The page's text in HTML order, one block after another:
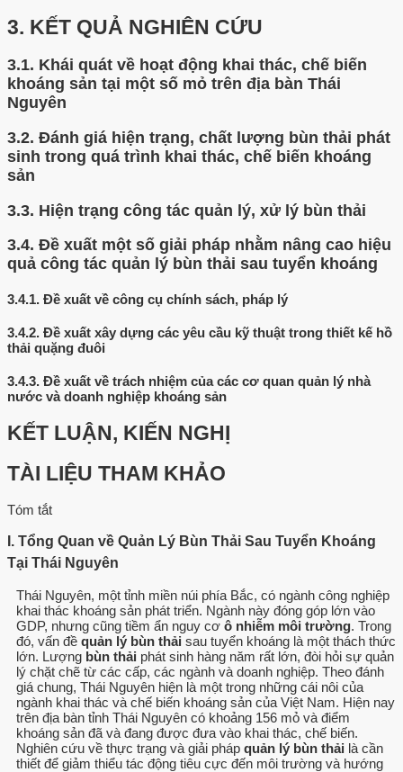
3. KẾT QUẢ NGHIÊN CỨU
3.1. Khái quát về hoạt động khai thác, chế biến
khoáng sản tại một số mỏ trên địa bàn Thái
Nguyên
3.2. Đánh giá hiện trạng, chất lượng bùn thải phát
sinh trong quá trình khai thác, chế biến khoáng
sản
3.3. Hiện trạng công tác quản lý, xử lý bùn thải
3.4. Đề xuất một số giải pháp nhằm nâng cao hiệu
quả công tác quản lý bùn thải sau tuyển khoáng
3.4.1. Đề xuất về công cụ chính sách, pháp lý
3.4.2. Đề xuất xây dựng các yêu cầu kỹ thuật trong thiết kế hồ
thải quặng đuôi
3.4.3. Đề xuất về trách nhiệm của các cơ quan quản lý nhà
nước và doanh nghiệp khoáng sản
KẾT LUẬN, KIẾN NGHỊ
TÀI LIỆU THAM KHẢO
Tóm tắt
I. Tổng Quan về Quản Lý Bùn Thải Sau Tuyển Khoáng
Tại Thái Nguyên
Thái Nguyên, một tỉnh miền núi phía Bắc, có ngành công nghiệp
khai thác khoáng sản phát triển. Ngành này đóng góp lớn vào
GDP, nhưng cũng tiềm ẩn nguy cơ ô nhiễm môi trường. Trong
đó, vấn đề quản lý bùn thải sau tuyển khoáng là một thách thức
lớn. Lượng bùn thải phát sinh hàng năm rất lớn, đòi hỏi sự quản
lý chặt chẽ từ các cấp, các ngành và doanh nghiệp. Theo đánh
giá chung, Thái Nguyên hiện là một trong những cái nôi của
ngành khai thác và chế biến khoáng sản của Việt Nam. Hiện nay
trên địa bàn tỉnh Thái Nguyên có khoảng 156 mỏ và điểm
khoáng sản đã và đang được đưa vào khai thác, chế biến.
Nghiên cứu về thực trạng và giải pháp quản lý bùn thải là cần
thiết để giảm thiểu tác động tiêu cực đến môi trường và hướng